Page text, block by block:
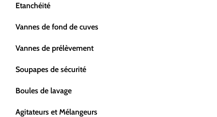
Etanchéité
Vannes de fond de cuves
Vannes de prélèvement
Soupapes de sécurité
Boules de lavage
Agitateurs et Mélangeurs